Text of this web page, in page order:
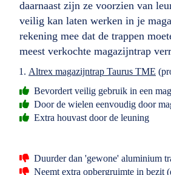
daarnaast zijn ze voorzien van
veilig kan laten werken in je
rekening mee dat de trappen
meest verkochte magazijntrap
Altrex magazijntrap Taurus TME
Bevordert veilig gebruik in een
Door de wielen eenvoudig door
Extra houvast door de leuning
Duurder dan 'gewone' aluminium
Neemt extra opbergruimte in bezit